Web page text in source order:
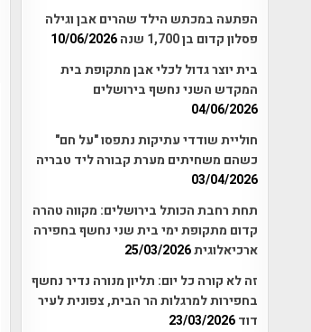
הפתעה במכתש הילד שהרים אבן וגילה
פסלון קדום בן 1,700 שנה
10/06/2026
בית יוצר גדול לכלי אבן מתקופת בית
המקדש השני נחשף בירושלים
04/06/2026
חוליית שודדי עתיקות נתפסו "על חם"
כשהם משחיתים מערת קבורה ליד טבריה
03/04/2026
תחת רחבת הכותל בירושלים: מקווה טהרה
קדום מתקופת ימי בית שני נחשף בחפירה
ארכיאלוגית25/03/2026
זה לא קורה כל יום: תליון מנורה נדיר נחשף
בחפירות למרגלות הר הבית, צפונית לעיר
דוד23/03/2026